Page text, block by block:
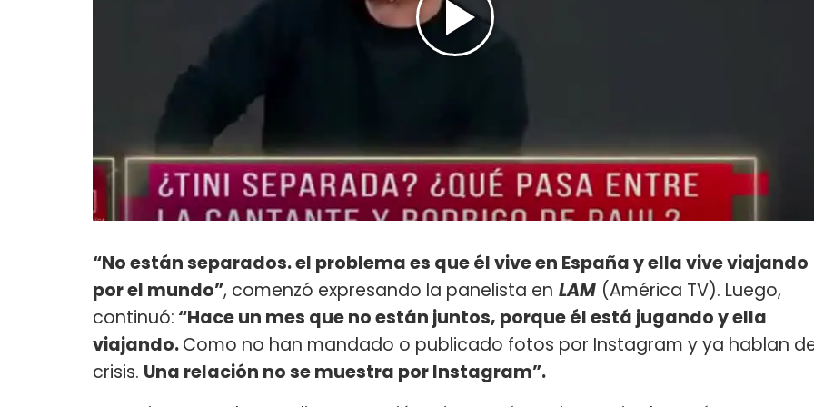
“No están separados. el problema es que él vive en España y ella vive viajando
por el mundo”, comenzó expresando la panelista en LAM (América TV). Luego,
continuó: “Hace un mes que no están juntos, porque él está jugando y ella
viajando.Como no han mandado o publicado fotos por Instagram y ya hablan
crisis. Una relación no se muestra por Instagram”.